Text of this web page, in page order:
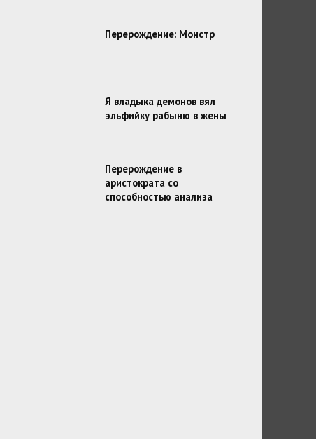
Перерождение: Монстр
Я владыка демонов вял
эльфийку рабыню в жены
Перерождение в
аристократа со
способностью анализа